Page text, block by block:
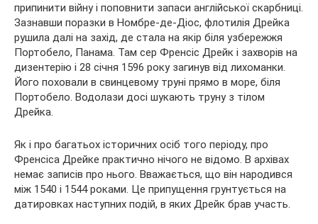
припинити війну і поповнити запаси англійської скарбниці.
Зазнавши поразки в Номбре-де-Діос, флотилія Дрейка
рушила далі на захід, де стала на якір біля узбережжя
Портобело, Панама. Там сер Френсіс Дрейк і захворів на
дизентерію і 28 січня 1596 року загинув від лихоманки.
Його поховали в свинцевому труні прямо в море, біля
Портобело. Водолази досі шукають труну з тілом
Дрейка.
Як і про багатьох історичних осіб того періоду, про
Френсіса Дрейке практично нічого не відомо. В архівах
немає записів про нього. Вважається, що він народився
між 1540 і 1544 роками. Це припущення грунтується на
датировках наступних подій, в яких Дрейк брав участь.